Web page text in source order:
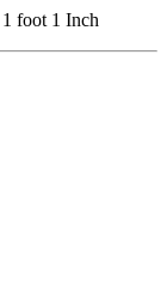
1 foot 1 Inch